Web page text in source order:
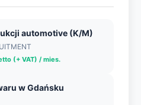
automotive (K/M)
(+ VAT) / mies.
w Gdańsku